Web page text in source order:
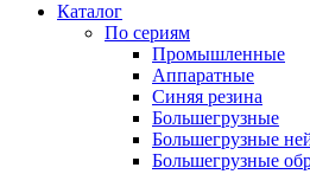
Каталог
По сериям
Промышленные
Аппаратные
Синяя резина
Большегрузные
Большегрузные
Большегрузные